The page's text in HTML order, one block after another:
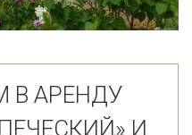
В АРЕНДУ
И